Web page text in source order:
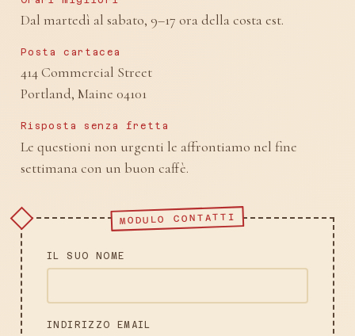
Dal martedì al sabato, 9–17 ora della costa est.
Posta cartacea
414 Commercial Street
Portland, Maine 04101
Risposta senza fretta
Le questioni non urgenti le affrontiamo nel fine
settimana con un buon caffè.
MODULO CONTATTI
IL SUO NOME
INDIRIZZO EMAIL